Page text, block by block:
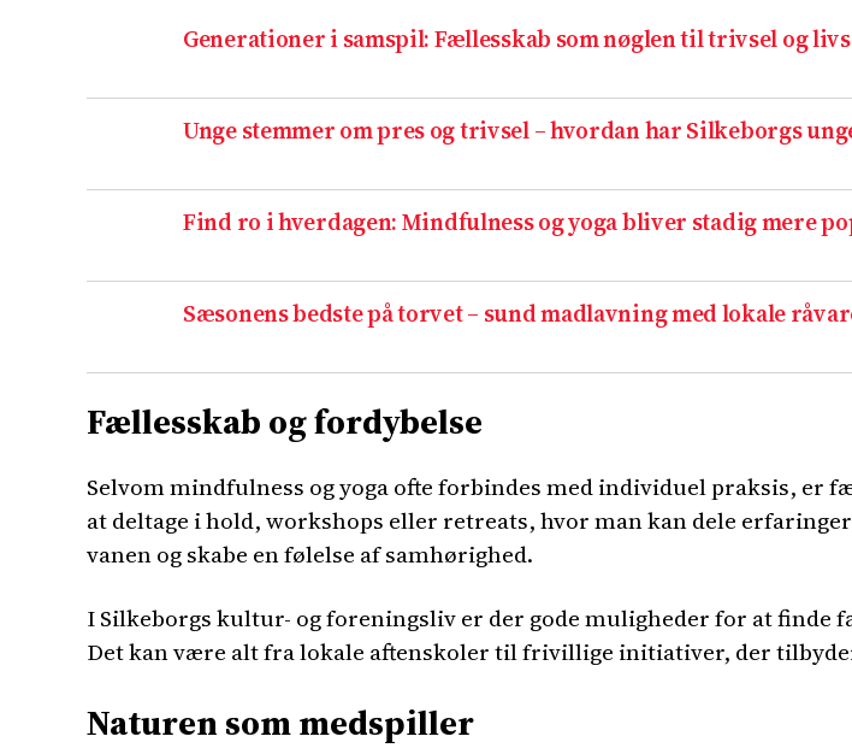
Generationer i samspil: Fællesskab som nøglen til trivsel og
Unge stemmer om pres og trivsel – hvordan har Silkeborgs
Find ro i hverdagen: Mindfulness og yoga bliver stadig mere
Sæsonens bedste på torvet – sund madlavning med lokale
Fællesskab og fordybelse
Selvom mindfulness og yoga ofte forbindes med individuel praksis,
at deltage i hold, workshops eller retreats, hvor man kan dele
vanen og skabe en følelse af samhørighed.
I Silkeborgs kultur- og foreningsliv er der gode muligheder for at finde
Det kan være alt fra lokale aftenskoler til frivillige initiativer, der
Naturen som medspiller